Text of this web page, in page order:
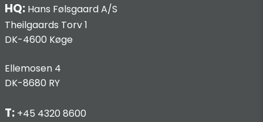
HQ: Hans Følsgaard A/S
Theilgaards Torv 1
DK-4600 Køge
Ellemosen 4
DK-8680 RY
T: +45 4320 8600